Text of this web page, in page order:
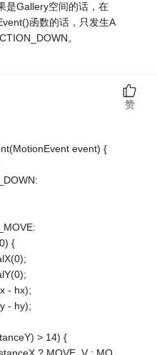
是Gallery空间的话，在
函数的话，只发生A
。
event) {
{
- hx);
- hy);
> 14) {
赞